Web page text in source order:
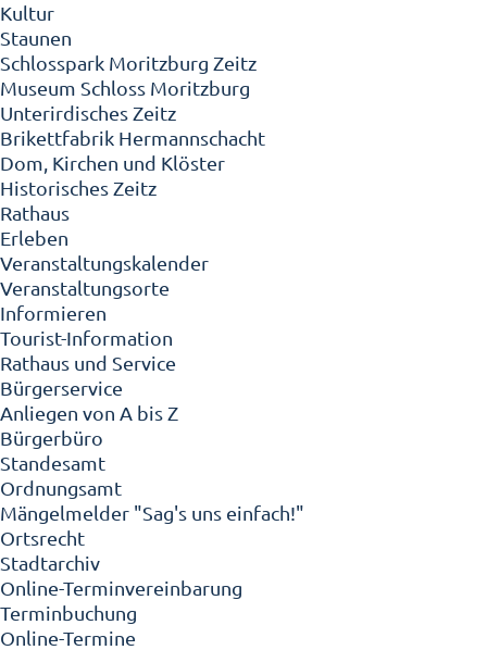
Kultur
Staunen
Schlosspark Moritzburg Zeitz
Museum Schloss Moritzburg
Unterirdisches Zeitz
Brikettfabrik Hermannschacht
Dom, Kirchen und Klöster
Historisches Zeitz
Rathaus
Erleben
Veranstaltungskalender
Veranstaltungsorte
Informieren
Tourist-Information
Rathaus und Service
Bürgerservice
Anliegen von A bis Z
Bürgerbüro
Standesamt
Ordnungsamt
Mängelmelder "Sag's uns einfach!"
Ortsrecht
Stadtarchiv
Online-Terminvereinbarung
Terminbuchung
Online-Termine